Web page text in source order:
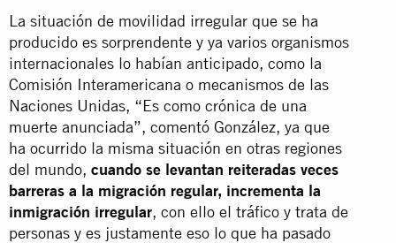
La situación de movilidad irregular que se ha
producido es sorprendente y ya varios organismos
internacionales lo habían anticipado, como la
Comisión Interamericana o mecanismos de las
Naciones Unidas, “Es como crónica de una
muerte anunciada”, comentó González, ya que
ha ocurrido la misma situación en otras regiones
del mundo, cuando se levantan reiteradas veces
barreras a la migración regular, incrementa la
inmigración irregular, con ello el tráfico y trata de
personas y es justamente eso lo que ha pasado